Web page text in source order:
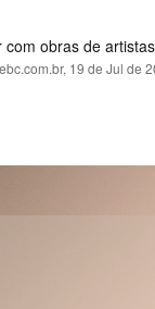
obras de
19 de Jul de